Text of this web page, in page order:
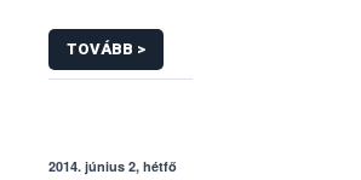
TOVÁBB >
2014. június 2, hétfő